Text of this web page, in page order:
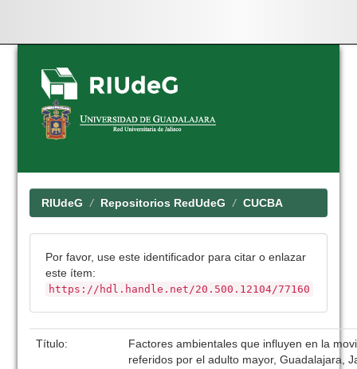
Skip
navigation
RIUdeG Repositorios RedUdeG CUCBA
Por favor, use este identificador para citar o enlazar
este ítem:
https://hdl.handle.net/20.500.12104/77160
Título:
Factores ambientales que influyen en la
referidos por el adulto mayor, Guadalajara,